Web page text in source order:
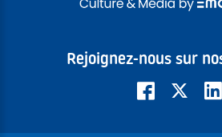
Rejoignez-nous sur